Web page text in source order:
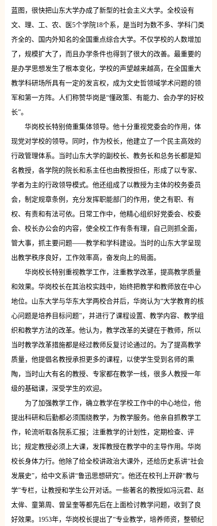
蓝图，很快把山东大学办成了新型的社会主义大学。全校设有
文、理、工、农、医5个学院18个系，是当时为数不多、学科门类
齐全的、国内外知名的全国重点综合大学。不仅学校的人数增加
了，规模扩大了，而且办学条件也得到了很大的改善。最重要的
是办学思想发生了根本变化，学校的声望越来越高，在全国重大
教学科研场所具有一定的发言权，成为文史哲领域学术问题的领
军和第一方阵。人们称赞华岗是“懂政策、有能力、会办学的好校
长”。
华岗校长特别倚重集体领导。他十分重视党委会的作用，体
现党对学校的领导。同时，作为校长，他建立了一个民主高效的
行政管理体系。当时山东大学的副校长、教务长和总务长都是知
名教授，各学院的院长和系主任也由教授担任，形成了以专家、
学者为主的行政领导模式。他还组成了以教授为主体的校务委员
会，制定规章条例，充分发挥职能部门的作用，使之有职、有
权、有责和有法可依。日常工作中，他精心组织好党委会、校委
会、校长办公会的内容，使全校工作有条有理，自己则抓全面，
管大事，抓主要问题——教学和学科建设。当时的山东大学呈现
出教学秩序良好，工作效率高，奋发向上的局面。
华岗校长特别重视教学工作，注重教学改革，提高教学质量
和效果。华岗校长在其治校实践中，始终把教学和教师放在中心
地位。山东大学与华东大学两校合并后，华岗认为“大学教育的核
心问题是培养目标问题”，并进行了课程设置、教学内容、教学组
织和教学方法的改革。他认为，教学改革的关键在于教师，所以
当时教学改革措施都是经过教师反复讨论通过的。为了提高教学
质量，他提倡名教授承担更多的课程，以使学生受到名师的熏
陶，当时山大有名的教授、专家都在教学一线，很多人教授一年
级的基础课，深受学生的欢迎。
为了加强教学工作，确立教学在学校工作中的中心地位，他
提出科研和后勤都必须围绕教学，为教学服务。他亲自抓教学工
作，轮流听取各院系汇报；注重教学的计划性，定期检查、评
比；规定教授必须上大课，发挥教授在教学中的主导作用。华岗
校长身体力行。他除了给全校讲政治大课外，还给历史系讲“社会
发展史”，给中文系讲“鲁迅思想研究”。他还在校刊上开辟“教与
学”专栏，让教授和学生公开对话。一些著名的教授如冯沅君、赵
太侔、童第周、曾呈奎等都先后在上面检讨教学问题，收到了良
好效果。1953年，华岗校长提出了“专业教学，培养师资，整顿纪